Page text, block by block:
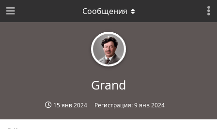
Grand
15 янв 2024 Регистрация:9 янв 2024
Сообщения